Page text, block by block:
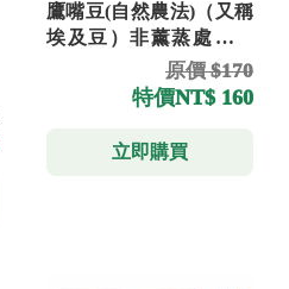
鷹嘴豆(自然農法)（又稱
埃及豆）非薰蒸處理可
原價 $170
特價NT$ 160
立即購買